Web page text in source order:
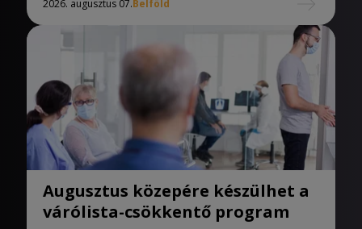
2026. augusztus 07.Belföld
Augusztus közepére készülhet a
várólista-csökkentő program